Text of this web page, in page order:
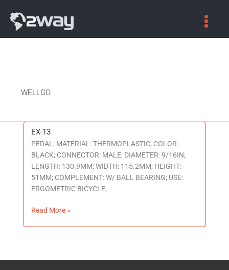
WELLGO
EX-13
PEDAL; MATERIAL: THERMOPLASTIC; COLOR:
BLACK; CONNECTOR: MALE; DIAMETER: 9/16IN;
LENGTH: 130.9MM; WIDTH: 115.2MM; HEIGHT:
51MM; COMPLEMENT: W/ BALL BEARING; USE:
ERGOMETRIC BICYCLE;
EX-
13
Read More »